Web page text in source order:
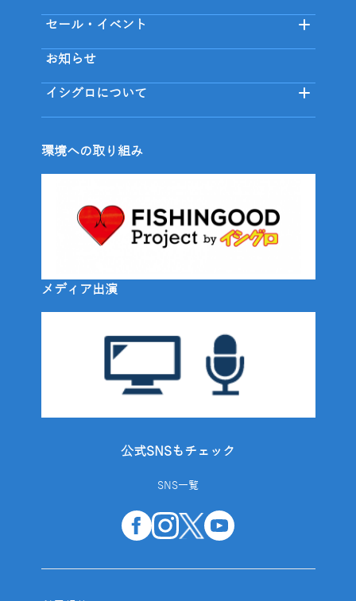
セール・イベント
お知らせ
イシグロについて
環境への取り組み
メディア出演
公式SNSもチェック
SNS一覧